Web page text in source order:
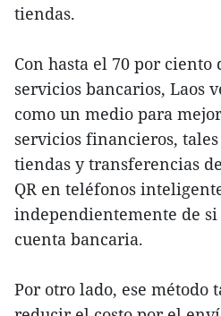
tiendas.
Con hasta el 70 por
servicios bancarios, Laos
como un medio para
servicios financieros,
tiendas y transferencias
QR en teléfonos
independientemente de
cuenta bancaria.
Por otro lado, ese método